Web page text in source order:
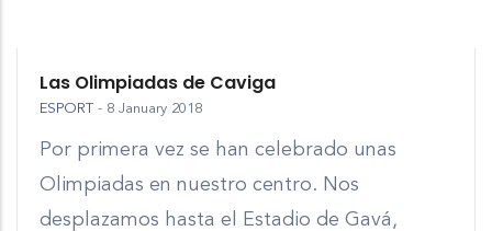
Las Olimpiadas de Caviga
ESPORT - 8 January 2018
Por primera vez se han celebrado unas
Olimpiadas en nuestro centro. Nos
desplazamos hasta el Estadio de Gavá,